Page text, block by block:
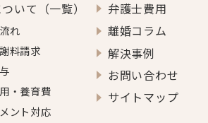
訂正・追加・削除、利用停止等
について、開示、訂正・追加・削除
を確認のうえ、個人情報保護法の定め
、手数料をいただくことがあります
いて（一覧）
れ
料請求
・養育費
ント対応
弁護士費用
離婚コラム
解決事例
お問い合わせ
サイトマップ